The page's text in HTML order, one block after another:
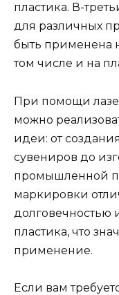
пластика. В-
для различных
быть применена
том числе и на
При помощи
можно
идеи: от
сувениров до
промышленной
маркировки
долговечностью
пластика, что
применение.
Если вам